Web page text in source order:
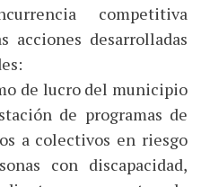
competitiva
acciones desarrolladas
de lucro del municipio
de programas de
a colectivos en riesgo
con discapacidad,